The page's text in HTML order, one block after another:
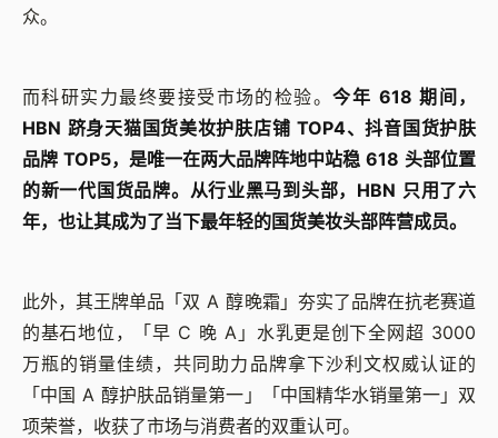
众。
而科研实力最终要接受市场的检验。今年 618 期间，
HBN 跻身天猫国货美妆护肤店铺 TOP4、抖音国货护肤
品牌 TOP5，是唯一在两大品牌阵地中站稳 618 头部位置
的新一代国货品牌。从行业黑马到头部，HBN 只用了六
年，也让其成为了当下最年轻的国货美妆头部阵营成员。
此外，其王牌单品「双 A 醇晚霜」夯实了品牌在抗老赛道
的基石地位，「早 C 晚 A」水乳更是创下全网超 3000
万瓶的销量佳绩，共同助力品牌拿下沙利文权威认证的
「中国 A 醇护肤品销量第一」「中国精华水销量第一」双
项荣誉，收获了市场与消费者的双重认可。